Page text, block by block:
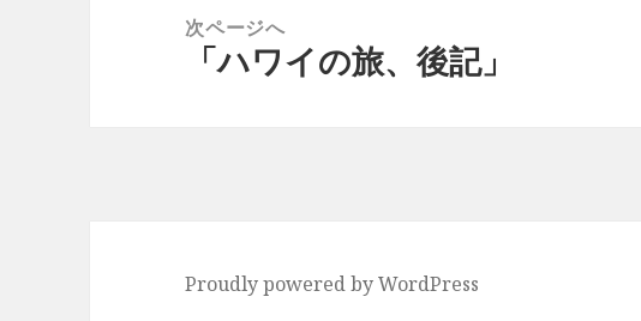
次ページへ
次「ハワイの旅、後記」
Proudly powered by WordPress